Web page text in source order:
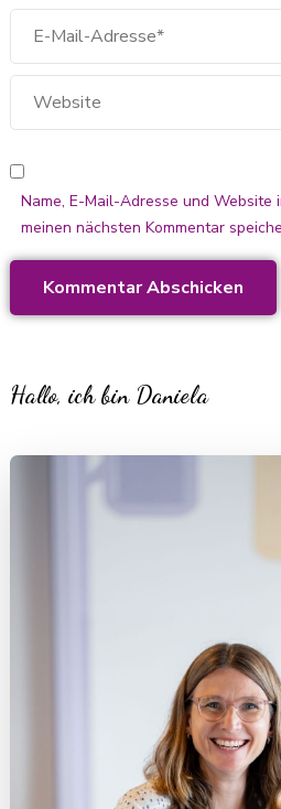
Name, E-Mail-Adresse und Website
meinen nächsten Kommentar
Hallo, ich bin Daniela